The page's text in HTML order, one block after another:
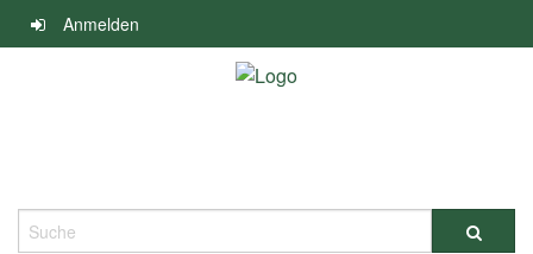
Navigation
überspringen
Anmelden
Suche